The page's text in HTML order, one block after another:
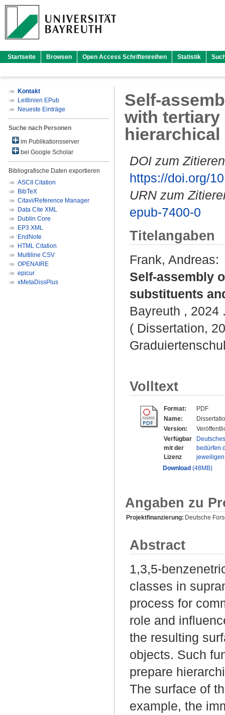
Startseite Browsen Open Access Schriftenreihen Statistik
Kontakt
Leitlinien EPub
Neueste Einträge
Suche nach Personen
im Publikationsserver
bei Google Scholar
Bibliografische Daten exportieren
ASCII Citation
BibTeX
Citavi/Reference Manager
Data Cite XML
Dublin Core
EP3 XML
EndNote
HTML Citation
Multiline CSV
OPENAIRE
epicur
xMetaDissPlus
Self-
with tertiary
DOI zum
https://doi.org/
URN zum
epub-7400-0
Titelangaben
Frank, Andreas:
Self-assembly
substituents
Bayreuth , 2024
( Dissertation,
Volltext
Format:
PDF
Name:
Version:
Verfügbar
mit der
Lizenz
bedürfen
Download (48MB)
Angaben zu
Projektfinanzierung: Deutsche
Abstract
1,3,5-
classes in
process for
role and
the resulting
objects. Such
prepare
The surface of
example, the